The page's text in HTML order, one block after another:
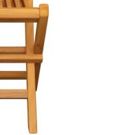
2 бр.,
institutions